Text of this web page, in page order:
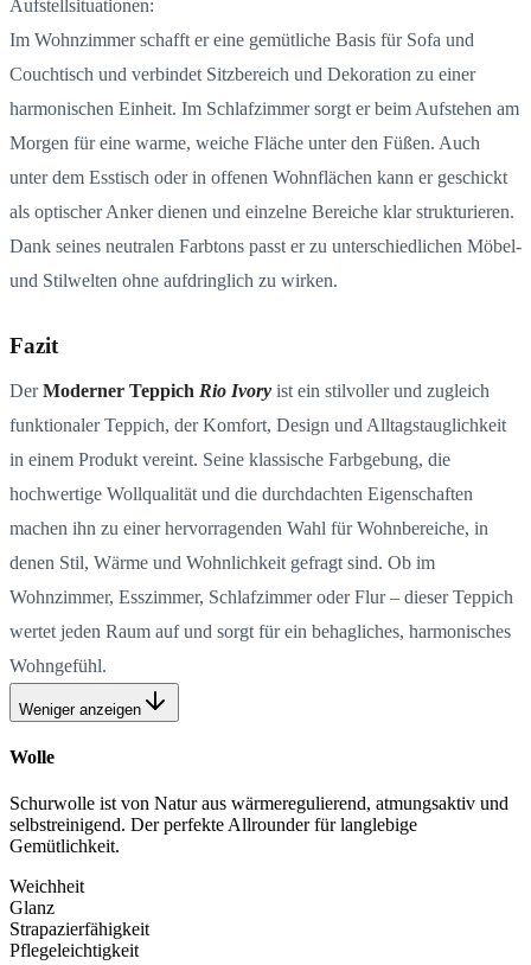
Aufstell­situationen:
Im Wohnzimmer schafft er eine gemütliche Basis für Sofa und
Couchtisch und verbindet Sitzbereich und Dekoration zu einer
harmonischen Einheit. Im Schlafzimmer sorgt er beim Aufstehen am
Morgen für eine warme, weiche Fläche unter den Füßen. Auch
unter dem Esstisch oder in offenen Wohnflächen kann er geschickt
als optischer Anker dienen und einzelne Bereiche klar strukturieren.
Dank seines neutralen Farbtons passt er zu unterschiedlichen Möbel‑
und Stilwelten ohne aufdringlich zu wirken.
Fazit
DerModerner Teppich Rio Ivory ist ein stilvoller und zugleich
funktionaler Teppich, der Komfort, Design und Alltagstauglichkeit
in einem Produkt vereint. Seine klassische Farbgebung, die
hochwertige Wollqualität und die durchdachten Eigenschaften
machen ihn zu einer hervorragenden Wahl für Wohnbereiche, in
denen Stil, Wärme und Wohnlichkeit gefragt sind. Ob im
Wohnzimmer, Esszimmer, Schlafzimmer oder Flur – dieser Teppich
wertet jeden Raum auf und sorgt für ein behagliches, harmonisches
Wohngefühl.
Weniger anzeigen
Wolle
Schurwolle ist von Natur aus wärmeregulierend, atmungsaktiv und
selbstreinigend. Der perfekte Allrounder für langlebige
Gemütlichkeit.
Weichheit
Glanz
Strapazierfähigkeit
Pflegeleichtigkeit